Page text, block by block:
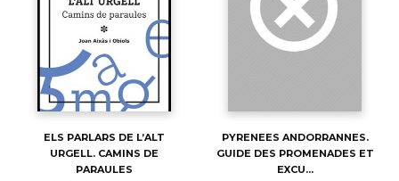
ELS PARLARS DE L’ALT
URGELL. CAMINS DE
PARAULES
PYRENEES ANDORRANNES.
GUIDE DES PROMENADES ET
EXCU...